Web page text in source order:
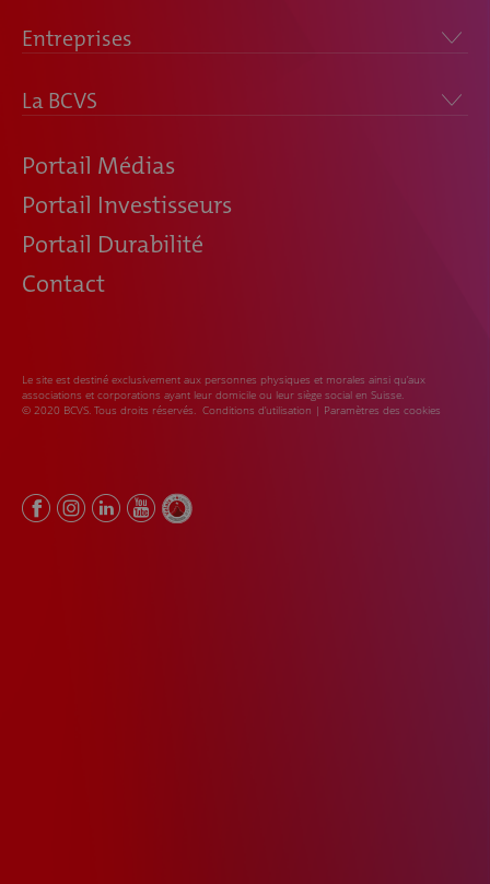
Entreprises
La BCVS
Portail Médias
Portail Investisseurs
Portail Durabilité
Contact
Le site est destiné exclusivement aux personnes physiques et morales ainsi qu’aux
associations et corporations ayant leur domicile ou leur siège social en Suisse.
© 2020 BCVS. Tous droits réservés. Conditions d’utilisation | Paramètres des cookies